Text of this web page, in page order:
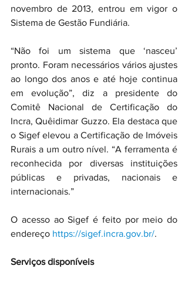
novembro de 2013, entrou em vigor o
Sistema de Gestão Fundiária.
“Não foi um sistema que ‘nasceu’
pronto. Foram necessários vários ajustes
ao longo dos anos e até hoje continua
em evolução”, diz a presidente do
Comitê Nacional de Certificação do
Incra, Quêidimar Guzzo. Ela destaca que
o Sigef elevou a Certificação de Imóveis
Rurais a um outro nível. “A ferramenta é
reconhecida por diversas instituições
públicas e privadas, nacionais e
internacionais.”
O acesso ao Sigef é feito por meio do
endereço https://sigef.incra.gov.br/.
Serviços disponíveis